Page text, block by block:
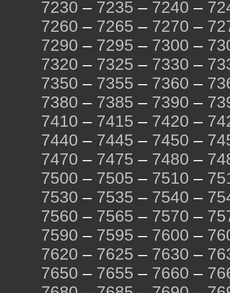
7230 – 7235 – 7240 –
7260 – 7265 – 7270 –
7290 – 7295 – 7300 –
7320 – 7325 – 7330 –
7350 – 7355 – 7360 –
7380 – 7385 – 7390 –
7410 – 7415 – 7420 –
7440 – 7445 – 7450 –
7470 – 7475 – 7480 –
7500 – 7505 – 7510 –
7530 – 7535 – 7540 –
7560 – 7565 – 7570 –
7590 – 7595 – 7600 –
7620 – 7625 – 7630 –
7650 – 7655 – 7660 –